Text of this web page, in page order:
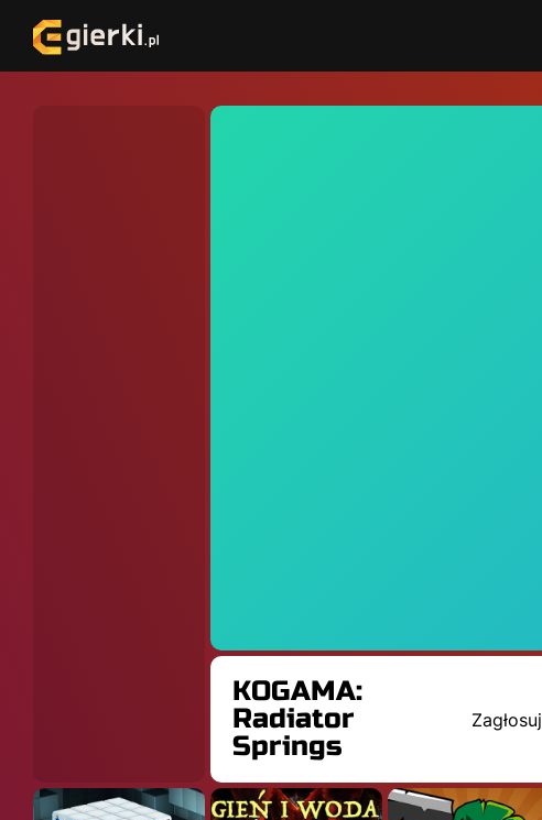
KOGAMA:
Radiator
Springs
Zagłosuj